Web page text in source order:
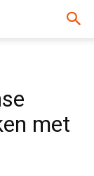
met